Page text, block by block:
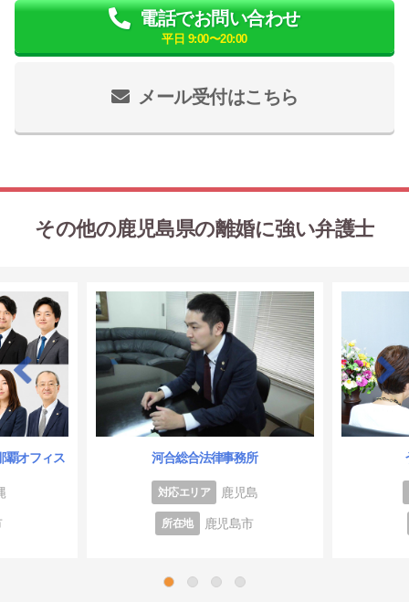
メール受付はこちら
電話でお問い合わせ
平日 9:00〜20:00
その他の鹿児島県の離婚に強い弁護士
覇オフィス 河合総合法律事務所
対応エリア 鹿児島
所在地 鹿児島市